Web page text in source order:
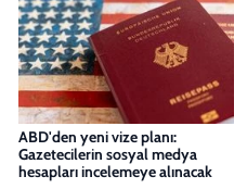
ABD'den yeni vize planı:
Gazetecilerin sosyal medya
hesapları incelemeye alınacak